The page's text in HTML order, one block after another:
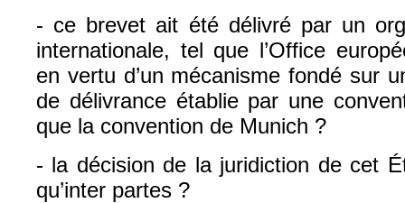
- ce brevet ait été délivré par un
internationale, tel que l’Office
en vertu d’un mécanisme fondé sur
de délivrance établie par une
que la convention de Munich ?
- la décision de la juridiction de cet
qu’inter partes ?